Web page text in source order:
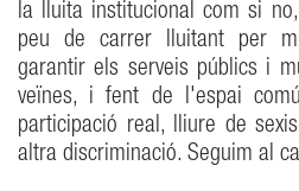
la lluita institucional com si
peu de carrer lluitant per
garantir els serveis públics i
veïnes, i fent de l'espai
participació real, lliure de
altra discriminació. Seguim al